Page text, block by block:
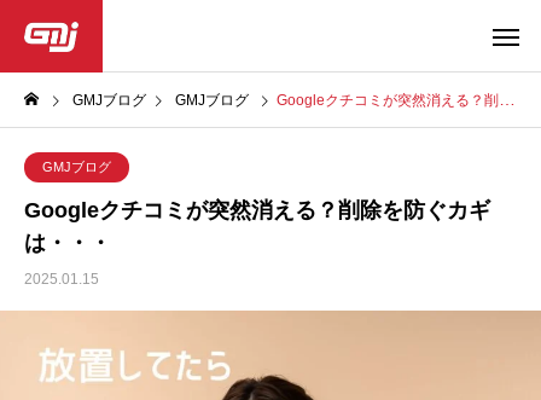
GMJブログ GMJブログ Googleクチコミが突然消える？削除を防ぐカギは・・・
GMJブログ
Googleクチコミが突然消える？削除を防ぐカギ
は・・・
2025.01.15